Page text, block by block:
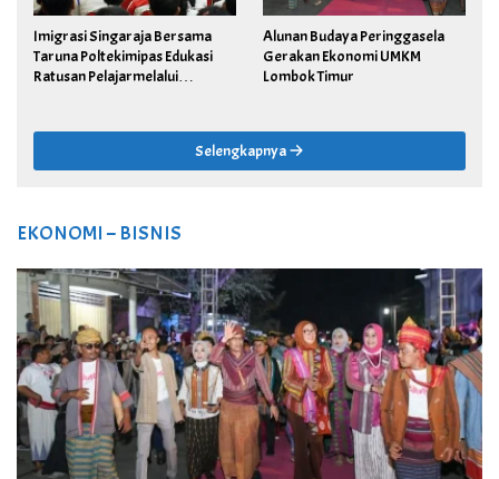
Imigrasi Singaraja Bersama
Taruna Poltekimipas Edukasi
Ratusan Pelajarmelalui
Alunan Budaya Peringgasela
Gerakan Ekonomi UMKM
Lombok Timur
Selengkapnya
EKONOMI – BISNIS